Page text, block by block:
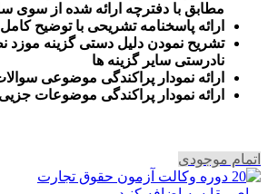
مطابق با دفترچه ارائه شده از
ارائه پاسخنامه تشریحی با توضیح
تشریح نمودن دلیل دستی گزینه موزد
نادرستی سایر گزینه ها
ارائه نمودار پراکندگی موضوعی
رائه نمودار پراکندگی موضوعات جزیی
اتمام موجودی